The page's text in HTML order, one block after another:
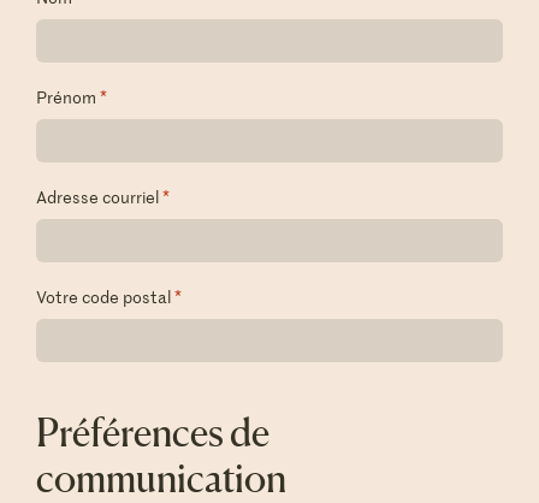
Prénom *
Adresse courriel*
Votre code postal*
Préférences de
communication